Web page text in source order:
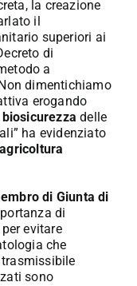
la creazione
il
superiori ai
di
a
dimentichiamo
erogando
biosicurezzadelle
ha evidenziato
di Giunta di
di
evitare
che
sono